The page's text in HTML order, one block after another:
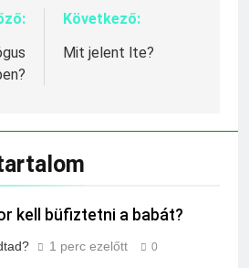
Következő:
Mit jelent lte?
kell büfiztetni a babát?
1 perc ezelőtt 0